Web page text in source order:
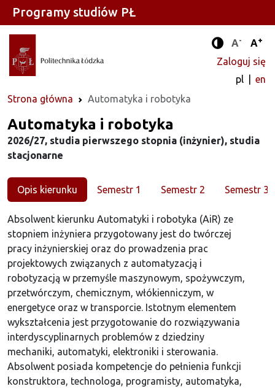
Tryb
A- A+
Zaloguj się
pl
en
Strona główna
Automatyka i robotyka
Programy studiów PŁ
Kierunek
Automatyka i robotyka
2026/27, studia pierwszego stopnia (inżynier), studia
stacjonarne
Opis kierunku Semestr 1 Semestr 2 Semestr 3
Absolwent kierunku Automatyki i robotyka (AiR) ze
stopniem inżyniera przygotowany jest do twórczej
pracy inżynierskiej oraz do prowadzenia prac
projektowych związanych z automatyzacją i
robotyzacją w przemyśle maszynowym, spożywczym,
przetwórczym, chemicznym, włókienniczym, w
energetyce oraz w transporcie. Istotnym elementem
wykształcenia jest przygotowanie do rozwiązywania
interdyscyplinarnych problemów z dziedziny
mechaniki, automatyki, elektroniki i sterowania.
Absolwent posiada kompetencje do pełnienia funkcji
konstruktora, technologa, programisty, automatyka,